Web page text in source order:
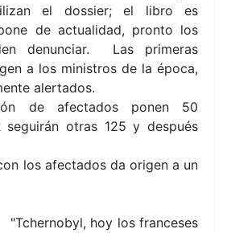
el dossier; el libro es
de actualidad, pronto los
denunciar. Las primeras
a los ministros de la época,
alertados.
de afectados ponen 50
seguirán otras 125 y después
los afectados da origen a un
hoy los franceses